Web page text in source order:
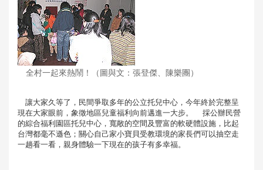
全村一起來熱鬧！（圖與文：張登傑、陳樂團）
讓大家久等了，民間爭取多年的公立托兒中心，今年終於完整呈
現在大家眼前，象徵地區兒童福利向前邁進一大步。 採公辦民營
的綜合福利園區托兒中心，寬敞的空間及豐富的軟硬體設施，比起
台灣都毫不遜色；關心自己家小寶貝受教環境的家長們可以抽空走
一趟看一看，親身體驗一下現在的孩子有多幸福。